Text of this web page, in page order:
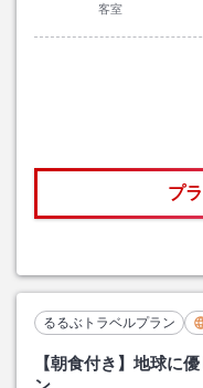
客室
プ
るるぶトラベルプラン
【朝食付き】地球に